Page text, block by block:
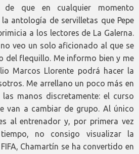
que en cualquier momento
antología de servilletas que Pepe
a los lectores de La Galerna.
veo un solo aficionado al que se
del flequillo. Me informo bien y me
Marcos Llorente podrá hacer la
Me arrellano un poco más en
manos discretamente: el curso
van a cambiar de grupo. Al único
al entrenador y, por primera vez
no consigo visualizar la
Chamartín se ha convertido en